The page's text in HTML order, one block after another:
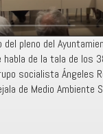
pleno del
habla de la tala de los
socialista Ángeles
de Medio Ambiente